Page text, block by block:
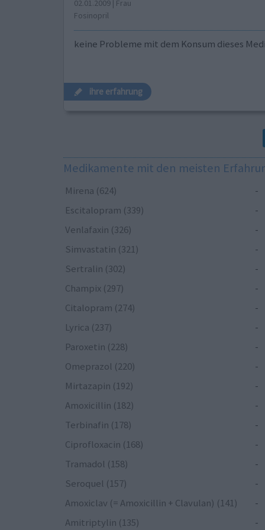
02.01.2009 | Frau
Fosinopril
keine Probleme mit dem Konsum dieses
ihre erfahrung
Medikamente mit den meisten
Mirena (624) -
Escitalopram (339)
-
Venlafaxin (326)
-
Simvastatin (321)
-
Sertralin (302)
-
Champix (297)
-
Citalopram (274)
-
Lyrica (237)
-
Paroxetin (228)
-
Omeprazol (220)
-
Mirtazapin (192)
-
Amoxicillin (182)
-
Terbinafin (178)
-
Ciprofloxacin (168)
-
Tramadol (158)
-
Seroquel (157)
-
Amoxiclav (= Amoxicillin + Clavulan) (141)
-
Amitriptylin (135)
-